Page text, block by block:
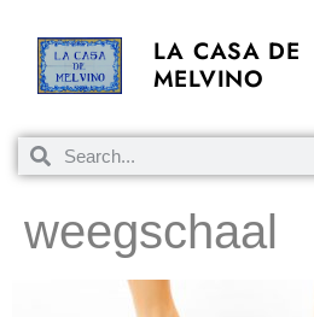
LA CASA DE
MELVINO
weegschaal